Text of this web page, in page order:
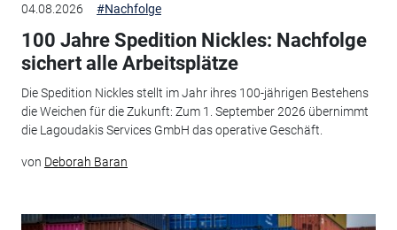
04.08.2026 #Nachfolge
100 Jahre Spedition Nickles: Nachfolge
sichert alle Arbeitsplätze
Die Spedition Nickles stellt im Jahr ihres 100-jährigen Bestehens
die Weichen für die Zukunft: Zum 1. September 2026 übernimmt
die Lagoudakis Services GmbH das operative Geschäft.
von Deborah Baran